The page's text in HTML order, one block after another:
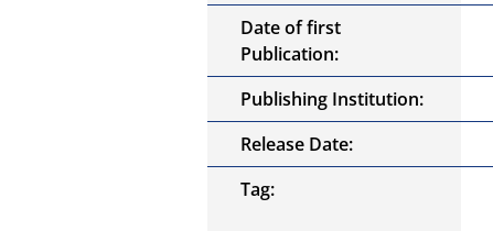
Date of first
Publication:
Publishing Institution:
Release Date:
Tag: